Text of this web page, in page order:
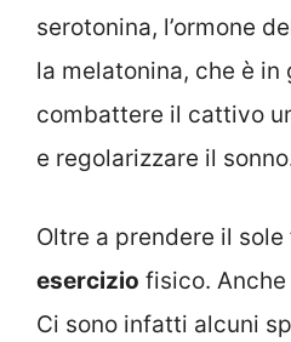
serotonina, l’ormone
la melatonina, che è in
combattere il cattivo
e regolarizzare il
Oltre a prendere il sole
esercizio fisico.
Ci sono infatti alcuni